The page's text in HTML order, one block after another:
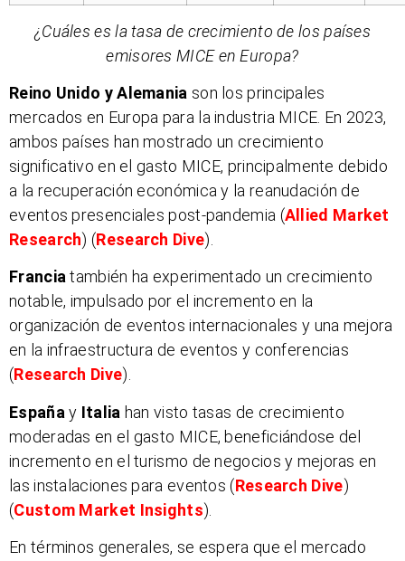
¿Cuáles es la tasa de crecimiento de los países
emisores MICE en Europa?
Reino Unido y Alemania son los principales
mercados en Europa para la industria MICE. En 2023,
ambos países han mostrado un crecimiento
significativo en el gasto MICE, principalmente debido
a la recuperación económica y la reanudación de
eventos presenciales post-pandemia​ (Allied Market
Research) (Research Dive)
Franciatambién ha experimentado un crecimiento
notable, impulsado por el incremento en la
organización de eventos internacionales y una mejora
en la infraestructura de eventos y conferencias​
(Research Dive)​.
España y Italia han visto tasas de crecimiento
moderadas en el gasto MICE, beneficiándose del
incremento en el turismo de negocios y mejoras en
las instalaciones para eventos​ (Research Dive)
(Custom Market Insights)
En términos generales, se espera que el mercado